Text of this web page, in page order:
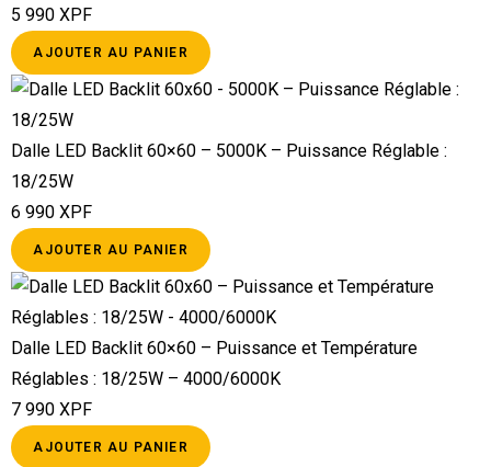
5 990XPF
AJOUTER AU PANIER
Dalle LED Backlit 60×60 – 5000K – Puissance Réglable :
18/25W
6 990XPF
AJOUTER AU PANIER
Dalle LED Backlit 60×60 – Puissance et Température
Réglables : 18/25W – 4000/6000K
7 990XPF
AJOUTER AU PANIER